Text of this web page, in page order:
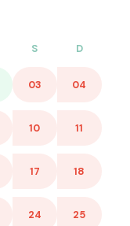
S D
03 04
10 11
17 18
24 25